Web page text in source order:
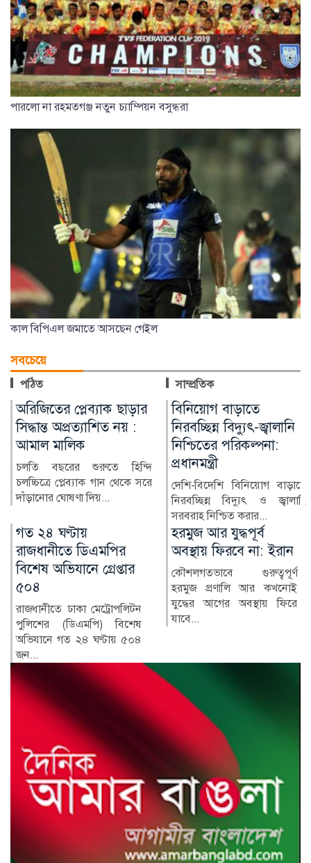
পারলো না রহমতগঞ্জ নতুন চ্যাম্পিয়ন বসুন্ধরা
কাল বিপিএল জমাতে আসছেন গেইল
সবচেয়ে
পঠিত সাম্প্রতিক
বিনিয়োগ বাড়াতে
নিরবচ্ছিন্ন বিদ্যুৎ-জ্বালানি
নিশ্চিতের পরিকল্পনা:
প্রধানমন্ত্রী
দেশি-বিদেশি বিনিয়োগ বাড়াতে
নিরবচ্ছিন্ন বিদ্যুৎ ও জ্বালানি
বন্ধ ছয় সুগার মিলের ব্যয়
শত কোটি টাকা, ধ্বংস
হচ্ছে মূল্যবান সম্পদ
গাইবান্ধার গোবিন্দগঞ্জ উপজেলার
মহিমাগঞ্জে অবস্থিত রংপুর সুগার
মিলস এক সময় উত্...
হরমুজ আর যুদ্ধপূর্ব
অবস্থায় ফিরবে না: ইরান
কৌশলগতভাবে গুরুত্বপূর্ণ
হরমুজ প্রণালি আর কখনোই
যুদ্ধের আগের অবস্থায় ফিরে
যাবে...
আবারও প্রশ্নফাঁসের
অভিযোগে উত্তাল ভারত
নিয়োগ পরীক্ষায় অনিয়ম ও
প্রশ্নফাঁসের অভিযোগে আবারও
উত্তাল হয়ে উঠেছে ভারত।
ঝাড়খ...